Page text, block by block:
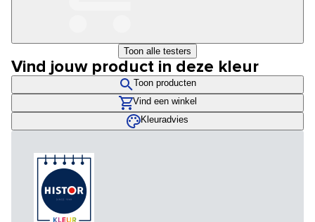
Toon alle testers
Vind jouw product in deze kleur
Toon producten
Vind een winkel
Kleuradvies